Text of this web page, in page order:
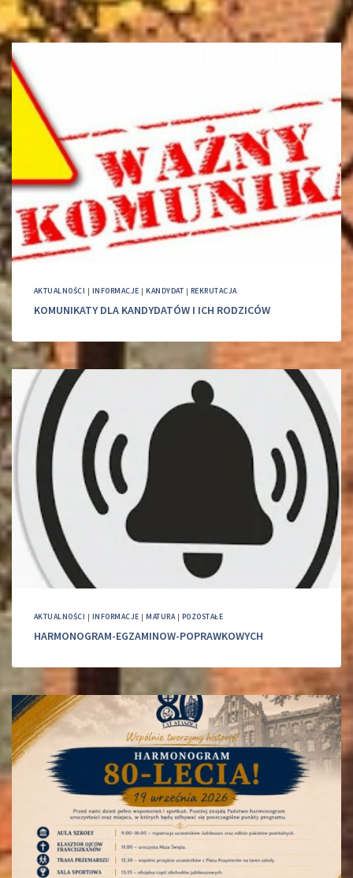
AKTUALNOŚCI | INFORMACJE |KANDYDAT | REKRUTACJA
KOMUNIKATY DLA KANDYDATÓW I ICH RODZICÓW
AKTUALNOŚCI | INFORMACJE |MATURA| POZOSTAŁE
HARMONOGRAM-EGZAMINOW-POPRAWKOWYCH